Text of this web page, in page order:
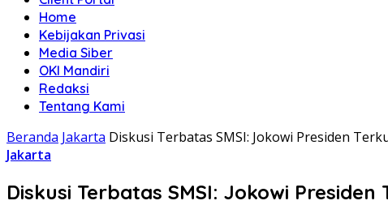
Home
Kebijakan Privasi
Media Siber
OKI Mandiri
Redaksi
Tentang Kami
Beranda Jakarta Diskusi Terbatas SMSI: Jokowi Presiden
Jakarta
Diskusi Terbatas SMSI: Jokowi Presiden